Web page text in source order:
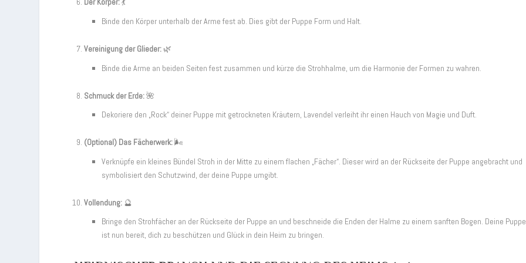
Binde den Körper unterhalb der Arme fest ab. Dies gibt der Puppe Form und Halt.
Vereinigung der Glieder: 🌿
Binde die Arme an beiden Seiten fest zusammen und kürze die Strohhalme, um die Harmonie der Formen zu wahren.
Schmuck der Erde:🌺
Dekoriere den „Rock“ deiner Puppe mit getrockneten Kräutern, Lavendel verleiht ihr einen Hauch von Magie und Duft.
(Optional) Das Fächerwerk:🌬️
Verknüpfe ein kleines Bündel Stroh in der Mitte zu einem flachen „Fächer“. Dieser wird an der Rückseite der Puppe angebracht und
symbolisiert den Schutzwind, der deine Puppe umgibt.
Vollendung: 🔮
Bringe den Strohfächer an der Rückseite der Puppe an und beschneide die Enden der Halme zu einem sanften Bogen. Deine Puppe
ist nun bereit, dich zu beschützen und Glück in dein Heim zu bringen.